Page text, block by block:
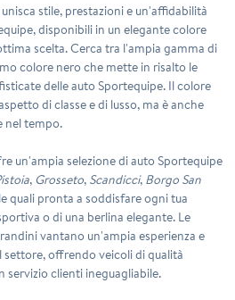
stile, prestazioni e un'affidabilità
disponibili in un elegante colore
scelta. Cerca tra l'ampia gamma di
colore nero che mette in risalto le
delle auto Sportequipe. Il colore
di classe e di lusso, ma è anche
nel tempo.
un'ampia selezione di auto Sportequipe
, Grosseto, Scandicci, Borgo San
quali pronta a soddisfare ogni tua
o di una berlina elegante. Le
vantano un'ampia esperienza e
offrendo veicoli di qualità
servizio clienti ineguagliabile.